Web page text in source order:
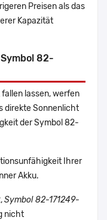
Preisen als das
Kapazität
82-
lassen, werfen
direkte Sonnenlicht
der Symbol 82-
Ihrer
Akku.
Symbol 82-171249-
nicht